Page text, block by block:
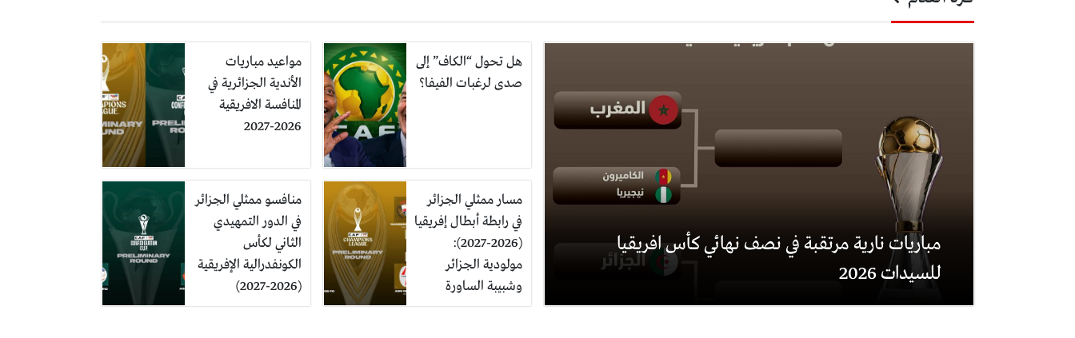
مباريات نارية مرتقبة في نصف نهائي كأس افريقيا
للسيدات 2026
هل تحول “الكاف” إلى
صدى لرغبات الفيفا؟
مواعيد مباريات
الأندية الجزائرية في
المنافسة الافريقية
2026-2027
مسار ممثلي الجزائر
في رابطة أبطال إفريقيا
(2026-2027):
مولودية الجزائر
وشبيبة الساورة
منافسو ممثلي الجزائر
في الدور التمهيدي
الثاني لكأس
الكونفدرالية الإفريقية
(2026-2027)